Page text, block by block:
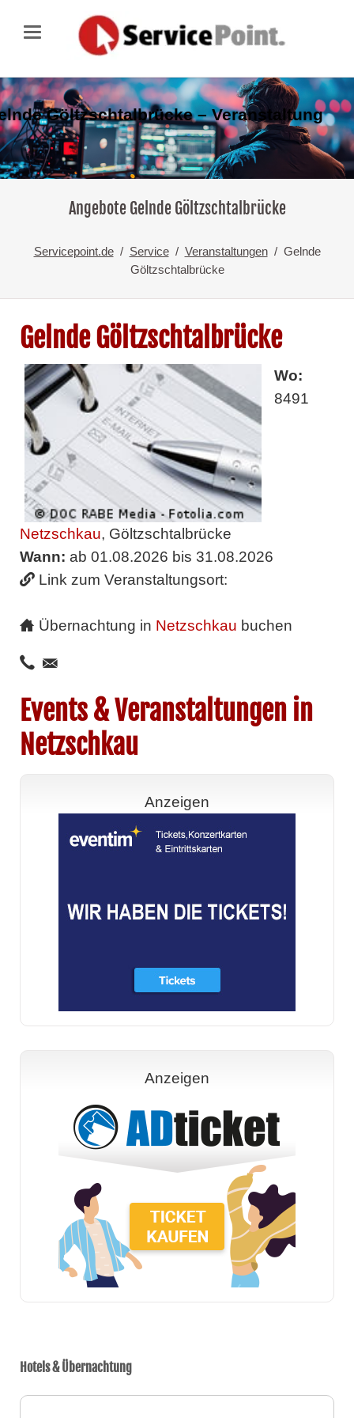
Göltzschtalbrücke – Veranstaltung
Angebote Gelnde Göltzschtalbrücke
Servicepoint.de Service Veranstaltungen
Gelnde
Göltzschtalbrücke
Gelnde Göltzschtalbrücke
Wo:
8491
Netzschkau, Göltzschtalbrücke
Wann: ab 01.08.2026 bis 31.08.2026
Link zum Veranstaltungsort:
Übernachtung in Netzschkau buchen
Events & Veranstaltungen in
Netzschkau
Anzeigen
Anzeigen
Hotels & Übernachtung